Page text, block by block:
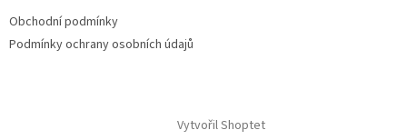
Obchodní podmínky
Podmínky ochrany osobních údajů
Vytvořil Shoptet